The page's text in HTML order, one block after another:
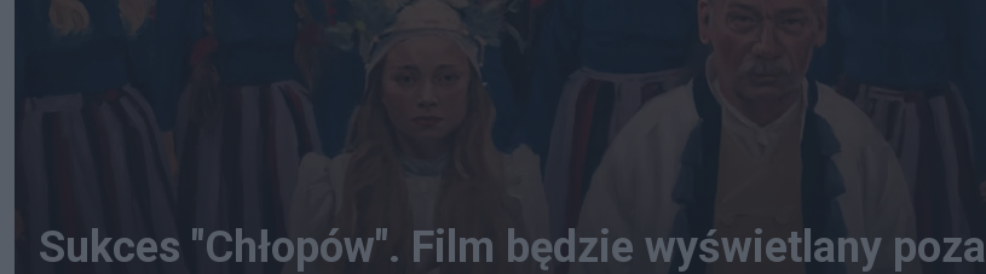
Sukces "Chłopów". Film będzie wyświetlany poza